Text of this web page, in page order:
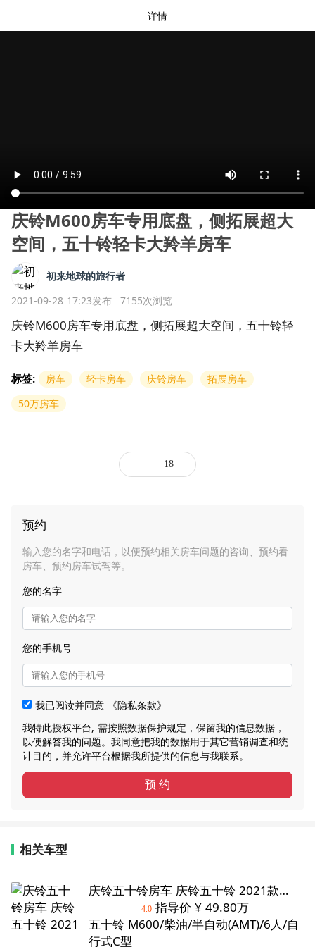
详情
庆铃M600房车专用底盘，侧拓展超大
空间，五十铃轻卡大羚羊房车
初来地球的旅行者
2021-09-28 17:23发布
7155次浏览
庆铃M600房车专用底盘，侧拓展超大空间，五十铃轻
卡大羚羊房车
标签: 房车 轻卡房车 庆铃房车
拓展房车
50万房车
18
预约
输入您的名字和电话，以便预约相关房车问题的咨询、预约看
房车、预约房车试驾等。
您的名字
您的手机号
我已阅读并同意
《隐私条款》
我特此授权平台, 需按照数据保护规定，保留我的信息数据，
以便解答我的问题。我同意把我的数据用于其它营销调查和统
计目的，并允许平台根据我所提供的信息与我联系。
预 约
相关车型
庆铃五十铃房车 庆铃五十铃 2021款
M600 大羚羊
4.0 指导价 ¥ 49.80万
五十铃 M600/柴油/半自动(AMT)/6人/自
行式C型